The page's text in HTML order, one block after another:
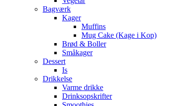
Bagværk
Kager
Muffins
Mug Cake (Kage i Kop)
Brød & Boller
Småkager
Dessert
Is
Drikkelse
Varme drikke
Drinksopskrifter